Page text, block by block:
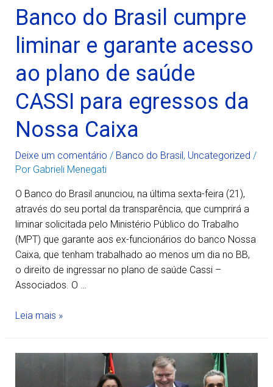
Banco do Brasil cumpre
liminar e garante acesso
ao plano de saúde
CASSI para egressos da
Nossa Caixa
Deixe um comentário / Banco do Brasil, Uncategorized /
Por Gabrieli Menegati
O Banco do Brasil anunciou, na última sexta-feira (21),
através do seu portal da transparência, que cumprirá a
liminar solicitada pelo Ministério Público do Trabalho
(MPT) que garante aos ex-funcionários do banco Nossa
Caixa, que tenham trabalhado ao menos um dia no BB,
o direito de ingressar no plano de saúde Cassi –
Associados. O …
Leia mais »